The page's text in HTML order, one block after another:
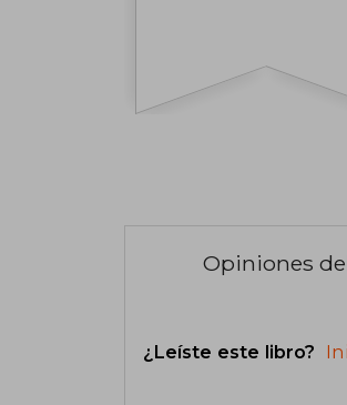
Opiniones
¿Leíste este libro?